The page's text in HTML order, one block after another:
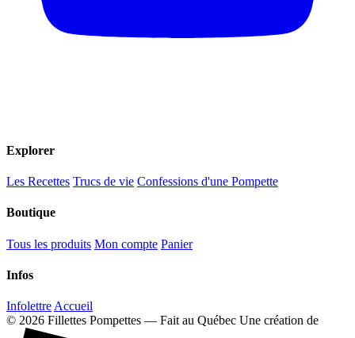
Explorer
Les Recettes Trucs de vie Confessions d'une Pompette
Boutique
Tous les produits Mon compte Panier
Infos
Infolettre Accueil
© 2026 Fillettes Pompettes — Fait au Québec Une création de